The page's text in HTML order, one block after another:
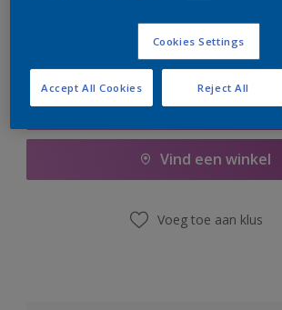
Boodschappenlijst
Vind een winkel
Voeg toe aan klus
Cookies Settings
Reject All
Accept All Cookies